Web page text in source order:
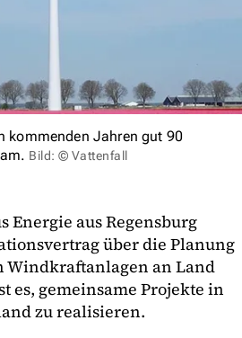
kommenden Jahren gut 90
Bild: © Vattenfall
Energie aus Regensburg
über die Planung
Windkraftanlagen an Land
es, gemeinsame Projekte in
zu realisieren.